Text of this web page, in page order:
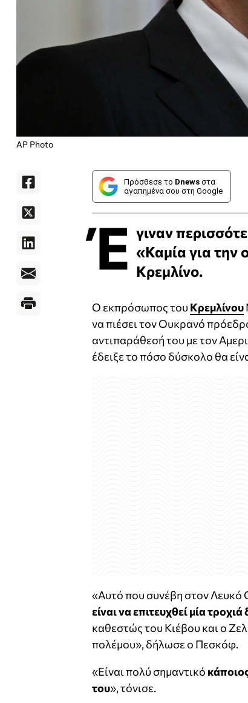
AP Photo
Πρόσθεσε το Dnews στα
αγαπημένα σου στη Google
Έ γιναν
«Καμία για την
Κρεμλίνο.
Ο εκπρόσωπος τουΚρεμλίνου
να πιέσει τον Ουκρανό
αντιπαράθεσή του με τον
έδειξε το πόσο δύσκολο θα
«Αυτό που συνέβη στον Λευκό
είναι να επιτευχθεί μία
καθεστώς του Κιέβου και ο
πολέμου», δήλωσε ο Πεσκόφ.
«Είναι πολύ σημαντικό
του», τόνισε.